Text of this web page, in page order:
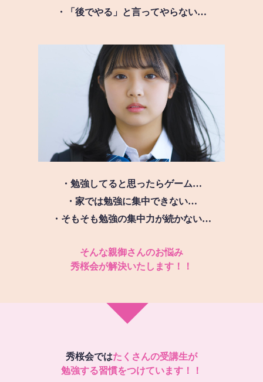
・「後でやる」と言ってやらない…
・勉強してると思ったらゲーム…
・家では勉強に集中できない…
・そもそも勉強の集中力が続かない…
そんな親御さんのお悩み
秀桜会が解決いたします！！
秀桜会ではたくさんの受講生が
勉強する習慣をつけています！！